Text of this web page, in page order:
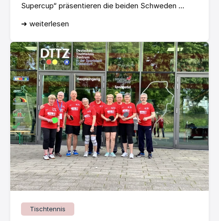
Supercup“ präsentieren die beiden Schweden ...
➜ weiterlesen
Tischtennis